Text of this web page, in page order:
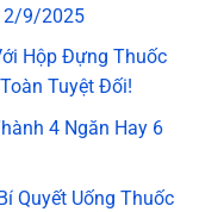
2/9/2025
Hộp Đựng Thuốc
Tuyệt Đối!
4 Ngăn Hay 6
Quyết Uống Thuốc